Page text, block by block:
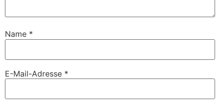
Name *
E-Mail-Adresse *